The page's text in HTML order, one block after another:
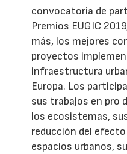
convocatoria de
Premios EUGIC
más, los mejores
proyectos
infraestructura
Europa. Los
sus trabajos en pro
los ecosistemas,
reducción del
espacios urbanos,